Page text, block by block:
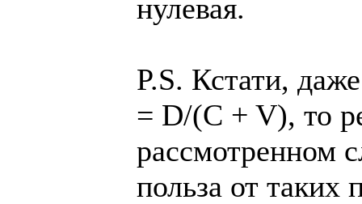
нулевая.
P.S. Кстати,
= D/(C + V), то
рассмотренном
польза от таких